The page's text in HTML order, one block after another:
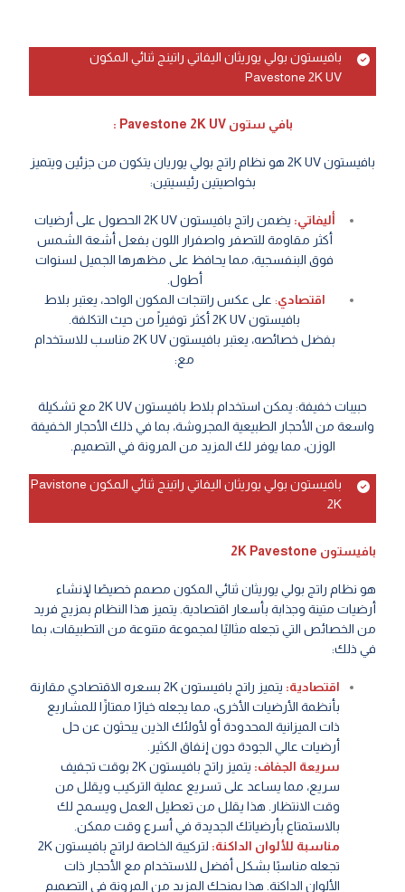
بافيستون بولي يوريثان اليفاتي راتينج ثنائي المكون
Pavestone 2K UV
بافي ستون Pavestone 2K UV :
بافيستون 2K UV هو نظام راتج بولي يوريان يتكون من جزئين ويتميز
بخواصيتين رئيسيتين:
أليفاتي:
يضمن راتج بافيستون 2K UV الحصول على أرضيات
أكثر مقاومة للتصفر واصفرار اللون بفعل أشعة الشمس
فوق البنفسجية، مما يحافظ على مظهرها الجميل لسنوات
أطول.
اقتصادي: على عكس راتنجات المكون الواحد، يعتبر بلاط
بافيستون 2K UV أكثر توفيراً من حيث التكلفة.
بفضل خصائصه، يعتبر بافيستون 2K UV مناسب للاستخدام
مع:
حبيبات خفيفة: يمكن استخدام بلاط بافيستون 2K UV مع تشكيلة
واسعة من الأحجار الطبيعية المجروشة، بما في ذلك الأحجار الخفيفة
الوزن، مما يوفر لك المزيد من المرونة في التصميم.
بافيستون بولي يوريثان اليفاتي راتينج ثنائي المكون Pavistone
2K
بافيستون 2K Pavestone
هو نظام راتج بولي يوريثان ثنائي المكون مصمم خصيصًا لإنشاء
أرضيات متينة وجذابة بأسعار اقتصادية. يتميز هذا النظام بمزيج فريد
من الخصائص التي تجعله مثاليًا لمجموعة متنوعة من التطبيقات، بما
في ذلك:
اقتصادية:
يتميز راتج بافيستون 2K بسعره الاقتصادي مقارنة
بأنظمة الأرضيات الأخرى، مما يجعله خيارًا ممتازًا للمشاريع
ذات الميزانية المحدودة أو لأولئك الذين يبحثون عن حل
أرضيات عالي الجودة دون إنفاق الكثير.
سريعة الجفاف:
يتميز راتج بافيستون 2K بوقت تجفيف
سريع، مما يساعد على تسريع عملية التركيب ويقلل من
وقت الانتظار. هذا يقلل من تعطيل العمل ويسمح لك
بالاستمتاع بأرضياتك الجديدة في أسرع وقت ممكن.
مناسبة للألوان الداكنة:
لتركيبة الخاصة لراتج بافيستون 2K
تجعله مناسبًا بشكل أفضل للاستخدام مع الأحجار ذات
الألوان الداكنة. هذا يمنحك المزيد من المرونة في التصميم